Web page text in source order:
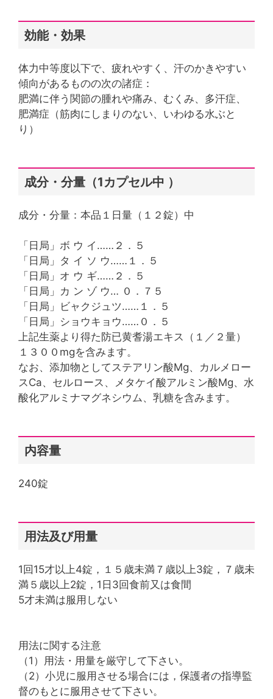
効能・効果
体力中等度以下で、疲れやすく、汗のかきやすい
傾向があるものの次の諸症：
肥満に伴う関節の腫れや痛み、むくみ、多汗症、
肥満症（筋肉にしまりのない、いわゆる水ぶと
り）
成分・分量（1カプセル中 ）
成分・分量：本品１日量（１２錠）中
「日局」ボ ウ イ……２．５
「日局」タ イ ソ ウ……１．５
「日局」オ ウ ギ……２．５
「日局」カ ン ゾ ウ… ０．７５
「日局」ビャクジュツ……１．５
「日局」ショウキョウ……０．５
上記生薬より得た防已黄耆湯エキス（１／２量）
１３００mgを含みます。
なお、添加物としてステアリン酸Mg、カルメロー
スCa、セルロース、メタケイ酸アルミン酸Mg、水
酸化アルミナマグネシウム、乳糖を含みます。
内容量
240錠
用法及び用量
1回15才以上4錠，１５歳未満７歳以上3錠，７歳未
満５歳以上2錠，1日3回食前又は食間
5才未満は服用しない
用法に関する注意
（1）用法・用量を厳守して下さい。
（2）小児に服用させる場合には，保護者の指導監
督のもとに服用させて下さい。